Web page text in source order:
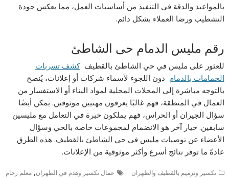
بالمواعيد والدقة في التنفيذ من أساسيات العمل، مما يعكس جودة
التشطيب ورضا العملاء بشكل دائم.
رقم مليس الدمام حى الشاطئ
للعثور على مليس في حي الشاطئ بالقطيفكشف تسربات
الحمامات بالدمام دون اللجوء لأسماء شركات أو إعلانات، يُنصح
بالتوجه مباشرة إلى المحلات المحلية لمواد البناء أو الاستفسار من
العمال في المنطقة، فهم غالبًا يعرفون مهنيين موثوقين. يمكن أيضًا
سؤال الجيران أو الحراس، فهم يملكون خبرة في التعامل مع مليسين
سابقين. خيار آخر هو الانضمام لمجموعات خاصة بالحي وسؤال
الأعضاء عن توصيات مليس في حي الشاطئ بالقطيف. هذه الطرق
عادةً ما توفر نتائج أسرع وأكثر موثوقية من الإعلانات.
تكسير وترميم بالقطيف والظهران عمال تكسير وهدم في الظهران,معلم رخام